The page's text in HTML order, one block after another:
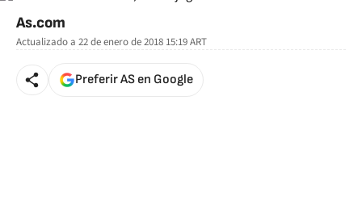
As.com
Actualizado a 22 de enero de 2018 15:19ART
Preferir AS en Google